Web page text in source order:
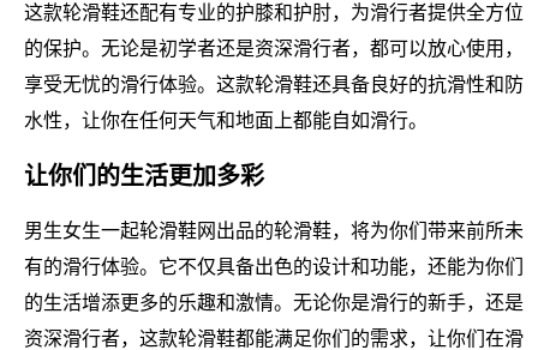
这款轮滑鞋还配有专业的护膝和护肘，为滑行者提供全方位
的保护。无论是初学者还是资深滑行者，都可以放心使用，
享受无忧的滑行体验。这款轮滑鞋还具备良好的抗滑性和防
水性，让你在任何天气和地面上都能自如滑行。
让你们的生活更加多彩
男生女生一起轮滑鞋网出品的轮滑鞋，将为你们带来前所未
有的滑行体验。它不仅具备出色的设计和功能，还能为你们
的生活增添更多的乐趣和激情。无论你是滑行的新手，还是
资深滑行者，这款轮滑鞋都能满足你们的需求，让你们在滑